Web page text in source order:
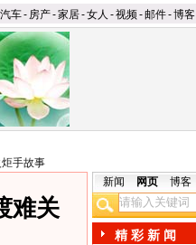
汽车- 房产-家居-女人 -视频-邮件-博客
炬手故事
难关
新闻 网页 博客
精 彩 新 闻